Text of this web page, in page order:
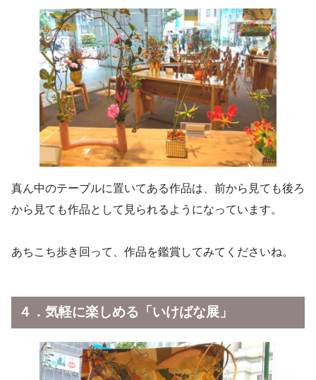
真ん中のテーブルに置いてある作品は、前から見ても後ろ
から見ても作品として見られるようになっています。
あちこち歩き回って、作品を鑑賞してみてくださいね。
４．気軽に楽しめる「いけばな展」